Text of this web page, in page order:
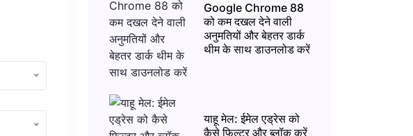
Google Chrome 88
को कम दखल देने वाली
अनुमतियों और बेहतर डार्क
थीम के साथ डाउनलोड करें
याहू मेल: ईमेल एड्रेस को
कैसे फ़िल्टर और ब्लॉक करें